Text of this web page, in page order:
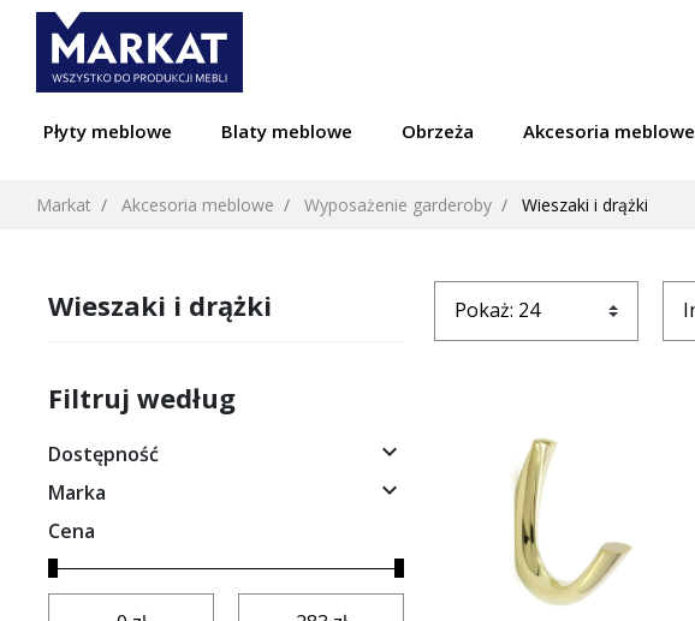
Płyty meblowe Blaty meblowe Obrzeża Akcesoria meblowe
Markat Akcesoria meblowe Wyposażenie garderoby Wieszaki i drążki
Wieszaki i drążki
Filtruj według
Dostępność 
Marka 
Cena